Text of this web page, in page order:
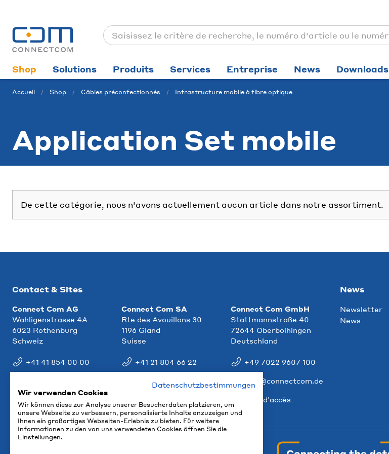
Shop Solutions Produits Services Entreprise News Downloads
Accueil Shop Câbles préconfectionnés Infrastructure mobile à fibre optique
Application Set mobile
De cette catégorie, nous n'avons actuellement aucun article dans notre assortiment.
Contact & Sites
Connect Com AG
Wahligenstrasse 4A
6023 Rothenburg
Schweiz
+41 41 854 00 00
Connect Com SA
Rte des Avouillons 30
1196 Gland
Suisse
+41 21 804 66 22
info@ccm.ch
Connect Com GmbH
Stattmannstraße 40
72644 Oberboihingen
Deutschland
+49 7022 9607 100
info@connectcom.de
Plan d'accès
News
Newsletter
News
Datenschutzbestimmungen
Wir verwenden Cookies
Wir können diese zur Analyse unserer Besucherdaten platzieren, um
unsere Webseite zu verbessern, personalisierte Inhalte anzuzeigen und
Ihnen ein großartiges Webseiten-Erlebnis zu bieten. Für weitere
Informationen zu den von uns verwendeten Cookies öffnen Sie die
Einstellungen.